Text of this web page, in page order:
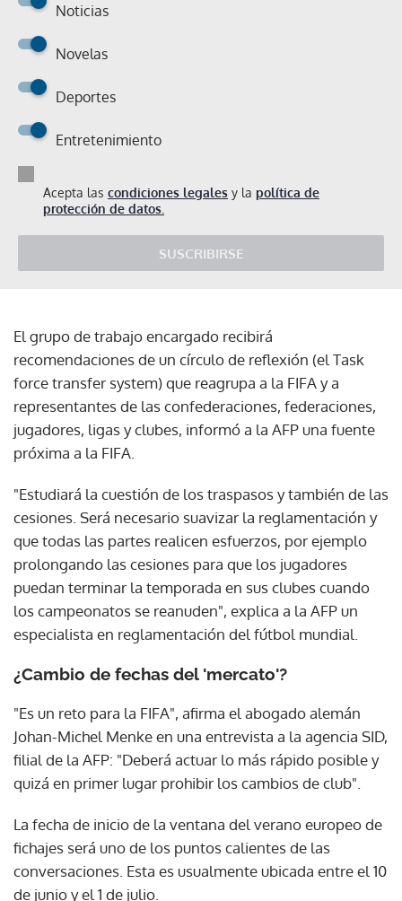
Noticias
Novelas
Deportes
Entretenimiento
Acepta las condiciones legales y la política de
protección de datos.
SUSCRIBIRSE
El grupo de trabajo encargado recibirá
recomendaciones de un círculo de reflexión (el Task
force transfer system) que reagrupa a la FIFA y a
representantes de las confederaciones, federaciones,
jugadores, ligas y clubes, informó a la AFP una fuente
próxima a la FIFA.
"Estudiará la cuestión de los traspasos y también de las
cesiones. Será necesario suavizar la reglamentación y
que todas las partes realicen esfuerzos, por ejemplo
prolongando las cesiones para que los jugadores
puedan terminar la temporada en sus clubes cuando
los campeonatos se reanuden", explica a la AFP un
especialista en reglamentación del fútbol mundial.
¿Cambio de fechas del 'mercato'?
"Es un reto para la FIFA", afirma el abogado alemán
Johan-Michel Menke en una entrevista a la agencia SID,
filial de la AFP: "Deberá actuar lo más rápido posible y
quizá en primer lugar prohibir los cambios de club".
La fecha de inicio de la ventana del verano europeo de
fichajes será uno de los puntos calientes de las
conversaciones. Esta es usualmente ubicada entre el 10
de junio y el 1 de julio.